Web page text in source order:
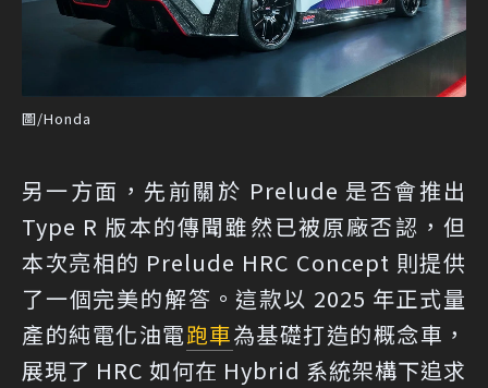
圖/Honda
另一方面，先前關於 Prelude 是否會推出
Type R 版本的傳聞雖然已被原廠否認，但
本次亮相的 Prelude HRC Concept 則提供
了一個完美的解答。這款以 2025 年正式量
產的純電化油電跑車為基礎打造的概念車，
展現了 HRC 如何在 Hybrid 系統架構下追求